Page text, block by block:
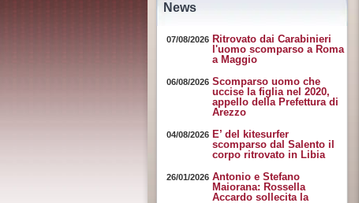
News
07/08/2026 Ritrovato dai Carabinieri
l'uomo scomparso a Roma
a Maggio
06/08/2026 Scomparso uomo che
uccise la figlia nel 2020,
appello della Prefettura di
Arezzo
04/08/2026 E’ del kitesurfer
scomparso dal Salento il
corpo ritrovato in Libia
26/01/2026 Antonio e Stefano
Maiorana: Rossella
Accardo sollecita la